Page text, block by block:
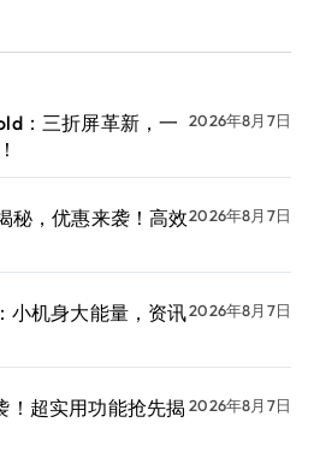
：三折屏革新，一
2026年8月7日
秘，优惠来袭！高效2026年8月7日
小机身大能量，资讯2026年8月7日
！超实用功能抢先揭 2026年8月7日